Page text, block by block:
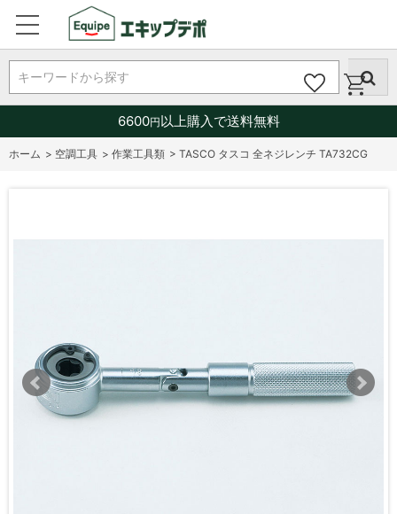
キーワードから探す
6600円以上購入で送料無料
ホーム > 空調工具 > 作業工具類 > TASCO タスコ 全ネジレンチ TA732CG